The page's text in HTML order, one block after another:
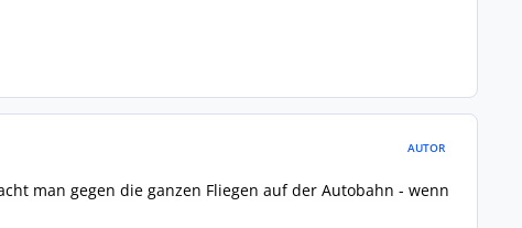
AUTOR
man gegen die ganzen Fliegen auf der Autobahn - wenn